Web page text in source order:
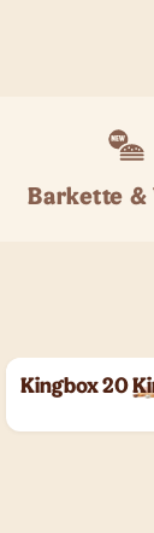
Barkette &
Kingbox 20